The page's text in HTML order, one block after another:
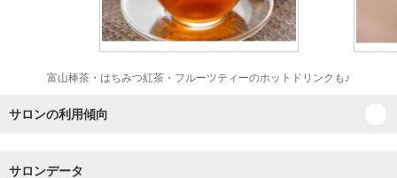
富山棒茶・はちみつ紅茶・フルーツティーのホットドリンクも♪
サロンの利用傾向
サロンデータ